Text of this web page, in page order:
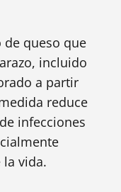
de queso que
incluido
a partir
reduce
infecciones
vida.